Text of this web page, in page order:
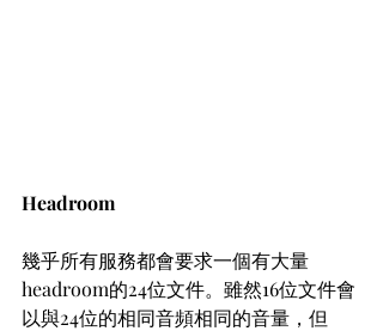
Headroom
幾乎所有服務都會要求一個有大量
headroom的24位文件。雖然16位文件會
以與24位的相同音頻相同的音量，但